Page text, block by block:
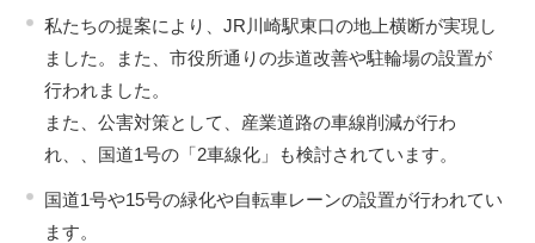
私たちの提案により、JR川崎駅東口の地上横断が実現し
ました。また、市役所通りの歩道改善や駐輪場の設置が
行われました。
また、公害対策として、産業道路の車線削減が行わ
れ、、国道1号の「2車線化」も検討されています。
国道1号や15号の緑化や自転車レーンの設置が行われてい
ます。